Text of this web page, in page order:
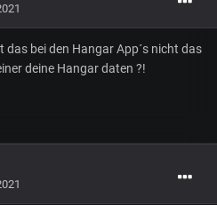
das bei den Hangar App´s nicht das
deine Hangar daten ?!